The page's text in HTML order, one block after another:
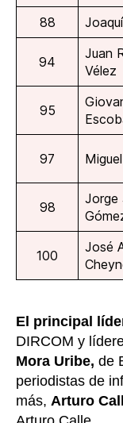
88
94
Juan
Vélez
95
97
98
Jorge
100
José
El principal
DIRCOM y
Mora Uribe, de
periodistas de
más, Arturo